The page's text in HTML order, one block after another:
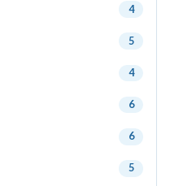
4
5
4
6
6
5